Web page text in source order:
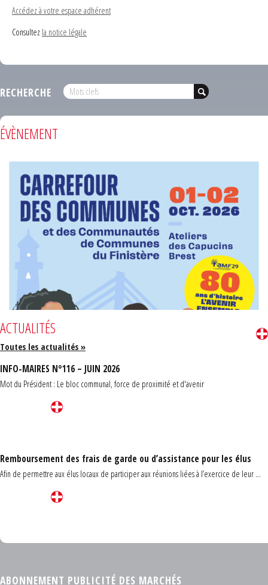
Accédez à votre espace adhérent
Consultez la notice légale
RECHERCHE
ÉVÈNEMENT
ACTUALITÉS
Toutes les actualités »
INFO-MAIRES N°116 – JUIN 2026
Mot du Président : Le bloc communal, force de proximité et d'avenir
Remboursement des frais de garde ou d’assistance pour les élus
Afin de permettre aux élus locaux de participer aux réunions liées à l’exercice de leur ...
ABONNEMENT PUBLICITÉ DES MARCHÉS